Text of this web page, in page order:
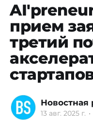
прием
третий
Новостная
13 авг. 2025 г. •